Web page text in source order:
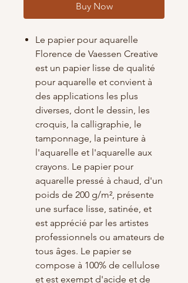
Buy Now
Le papier pour aquarelle
Florence de Vaessen Creative
est un papier lisse de qualité
pour aquarelle et convient à
des applications les plus
diverses, dont le dessin, les
croquis, la calligraphie, le
tamponnage, la peinture à
l'aquarelle et l'aquarelle aux
crayons. Le papier pour
aquarelle pressé à chaud, d'un
poids de 200 g/m², présente
une surface lisse, satinée, et
est apprécié par les artistes
professionnels ou amateurs de
tous âges. Le papier se
compose à 100% de cellulose
et est exempt d'acide et de